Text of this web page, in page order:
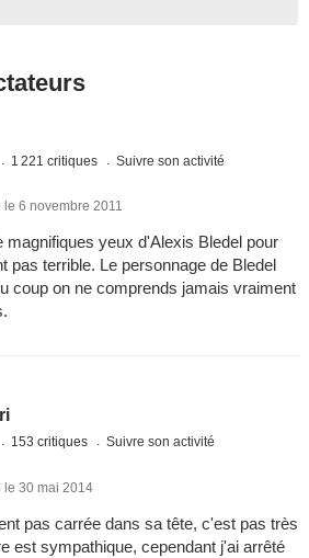
1 221 critiques Suivre son activité
le 6 novembre 2011
magnifiques yeux d'Alexis Bledel pour
pas terrible. Le personnage de Bledel
coup on ne comprends jamais vraiment
153 critiques Suivre son activité
le 30 mai 2014
pas carrée dans sa tête, c'est pas très
est sympathique, cependant j'ai arrêté